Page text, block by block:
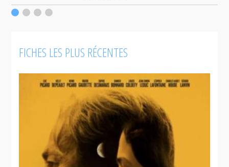
FICHES LES PLUS RÉCENTES